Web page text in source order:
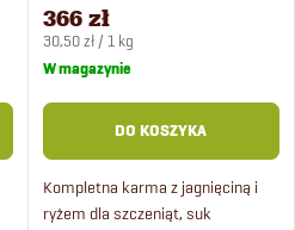
366 zł
Cena
jednostkowa:
30,50 zł / 1 kg
W magazynie
DO KOSZYKA
Kompletna karma z jagnięciną i
ryżem dla szczeniąt, suk